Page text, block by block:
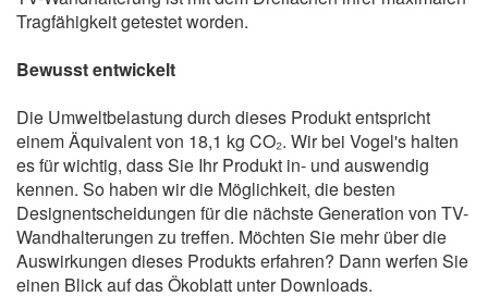
Tragfähigkeit getestet worden.
Bewusst entwickelt
Die Umweltbelastung durch dieses Produkt entspricht
einem Äquivalent von 18,1 kg CO₂. Wir bei Vogel's halten
es für wichtig, dass Sie Ihr Produkt in- und auswendig
kennen. So haben wir die Möglichkeit, die besten
Designentscheidungen für die nächste Generation von TV-
Wandhalterungen zu treffen. Möchten Sie mehr über die
Auswirkungen dieses Produkts erfahren? Dann werfen Sie
einen Blick auf das Ökoblatt unter Downloads.